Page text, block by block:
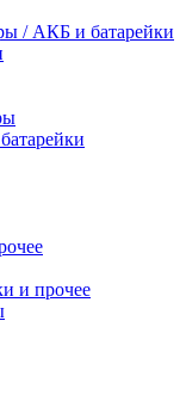
/ АКБ и батарейки
и прочее